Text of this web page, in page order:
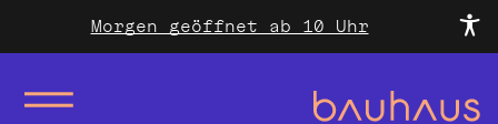
Morgen geöffnet ab 10 Uhr